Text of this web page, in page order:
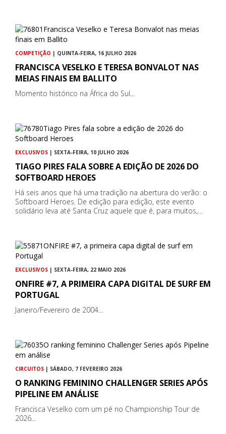
COMPETIÇÃO | QUINTA-FEIRA, 16 JULHO 2026
FRANCISCA VESELKO E TERESA BONVALOT NAS
MEIAS FINAIS EM BALLITO
Momento histórico na África do Sul...
EXCLUSIVOS | SEXTA-FEIRA, 10 JULHO 2026
TIAGO PIRES FALA SOBRE A EDIÇÃO DE 2026 DO
SOFTBOARD HEROES
Há seis anos que há uma tradição na abertura do verão: o
Softboard Heroes. De edição para edição, este evento
solidário leva até Santa Cruz aquele que é, para muitos,…
EXCLUSIVOS | SEXTA-FEIRA, 22 MAIO 2026
ONFIRE #7, A PRIMEIRA CAPA DIGITAL DE SURF EM
PORTUGAL
Janeiro/Fevereiro de 2004...
CIRCUITOS | SÁBADO, 7 FEVEREIRO 2026
O RANKING FEMININO CHALLENGER SERIES APÓS
PIPELINE EM ANÁLISE
Francisca Veselko com um pé no Championship Tour de
2026...